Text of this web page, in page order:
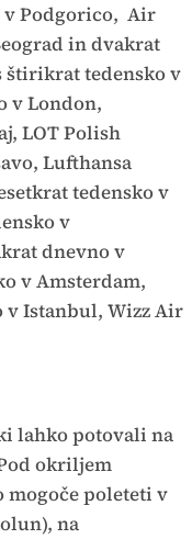
Podgorico, Air
in dvakrat
štirikrat tedensko v
v London,
LOT Polish
Lufthansa
tedensko v
v
dnevno v
v Amsterdam,
Istanbul, Wizz Air
lahko potovali na
okriljem
poleteti v
na